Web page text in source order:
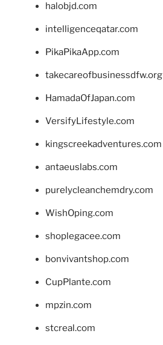
halobjd.com
intelligenceqatar.com
PikaPikaApp.com
takecareofbusinessdfw.org
HamadaOfJapan.com
VersifyLifestyle.com
kingscreekadventures.com
antaeuslabs.com
purelycleanchemdry.com
WishOping.com
shoplegacee.com
bonvivantshop.com
CupPlante.com
mpzin.com
stcreal.com